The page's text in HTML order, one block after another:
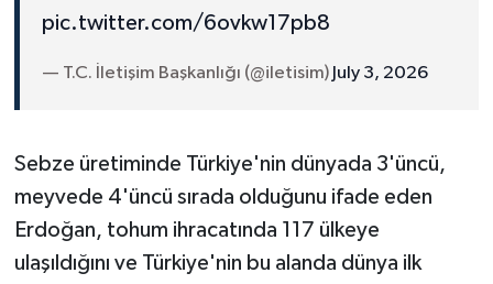
pic.twitter.com/6ovkw17pb8
— T.C. İletişim Başkanlığı (@iletisim) July 3, 2026
Sebze üretiminde Türkiye'nin dünyada 3'üncü,
meyvede 4'üncü sırada olduğunu ifade eden
Erdoğan, tohum ihracatında 117 ülkeye
ulaşıldığını ve Türkiye'nin bu alanda dünya ilk